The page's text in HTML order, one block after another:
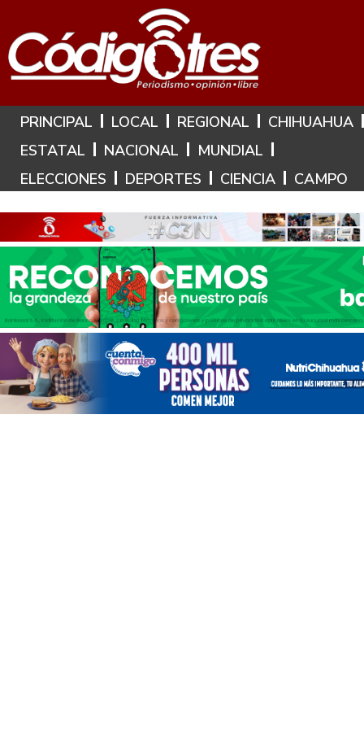
Hoy es: 7 de Agosto de 2026
PRINCIPAL LOCAL REGIONAL
CHIHUAHUA
ESTATAL
NACIONAL
MUNDIAL
ELECCIONES
DEPORTES CIENCIA CAMPO